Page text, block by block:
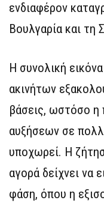
ενδιαφέρον
Βουλγαρία και τη
Η συνολική
ακινήτων
βάσεις, ωστόσο η
αυξήσεων σε
υποχωρεί. Η
αγορά δείχνει να
φάση, όπου η